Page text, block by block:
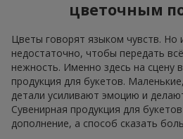
цветочным
Цветы говорят языком чувств. Но
недостаточно, чтобы передать
нежность. Именно здесь на сцену
продукция для букетов.
детали усиливают эмоцию и
Сувенирная продукция для
дополнение, а способ сказать